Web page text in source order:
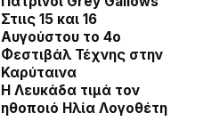
Στιις 15 και 16
Αυγούστου το 4ο
Φεστιβάλ Τέχνης στην
Καρύταινα
Η Λευκάδα τιμά τον
ηθοποιό Ηλία Λογοθέτη